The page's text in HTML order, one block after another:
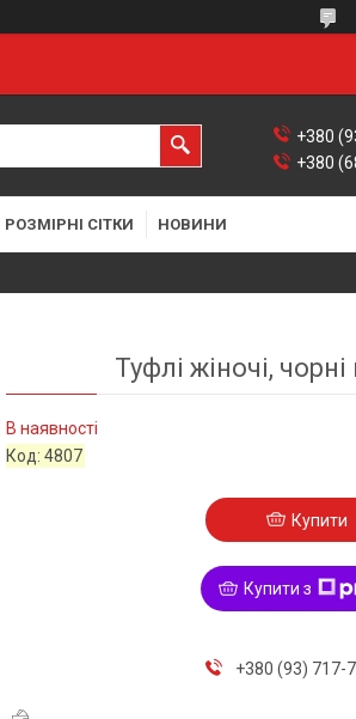
+380
+380
РОЗМІРНІ СІТКИ НОВИНИ
Туфлі жіночі,
В наявності
Код:4807
Купити
Купити з
+380 (93) 717-